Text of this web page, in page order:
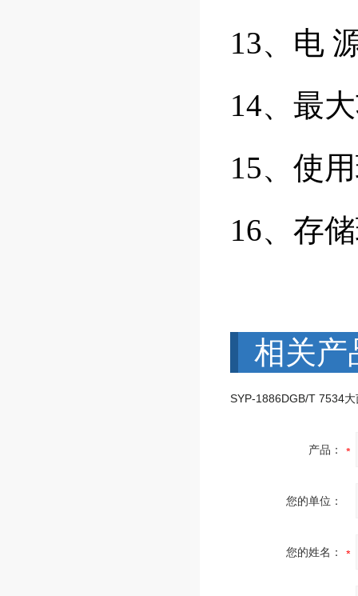
13、电
14、最
15、使
16、存
相关产
产品：
您的单位：
您的姓名：